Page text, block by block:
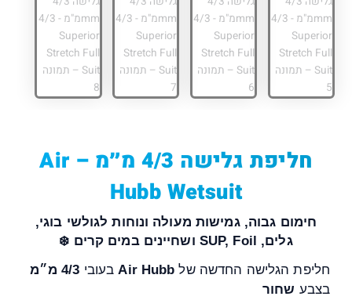
חליפת גלישה 4/3 מ״מ – Air
Hubb Wetsuit
חימום גבוה, גמישות מעולה ונוחות לגולשי בוגי,
גלים, SUP, Foil ושחיינים במים קרים ❄️
חליפת הגלישה החדשה של Air Hubb בעובי 4/3 מ״מ
בצבע שחור